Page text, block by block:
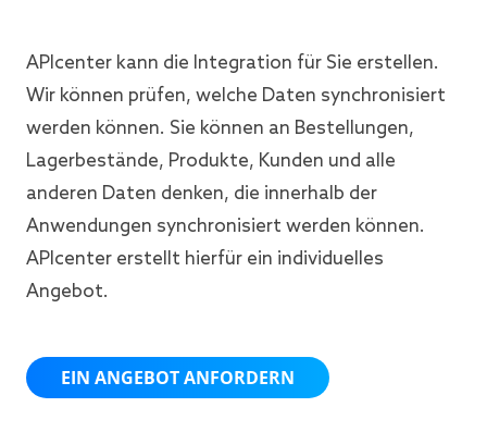
APIcenter kann die Integration für Sie erstellen.
Wir können prüfen, welche Daten synchronisiert
werden können. Sie können an Bestellungen,
Lagerbestände, Produkte, Kunden und alle
anderen Daten denken, die innerhalb der
Anwendungen synchronisiert werden können.
APIcenter erstellt hierfür ein individuelles
Angebot.
EIN ANGEBOT ANFORDERN